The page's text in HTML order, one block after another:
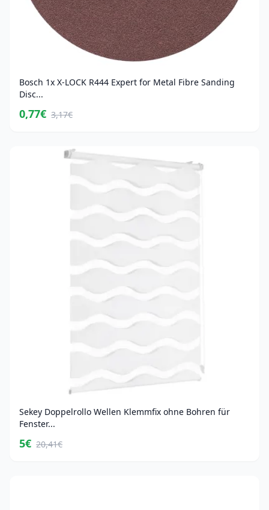
Bosch 1x X-LOCK R444 Expert for Metal Fibre Sanding
Disc...
0,77€ 3,17€
Sekey Doppelrollo Wellen Klemmfix ohne Bohren für
Fenster...
5€ 20,41€